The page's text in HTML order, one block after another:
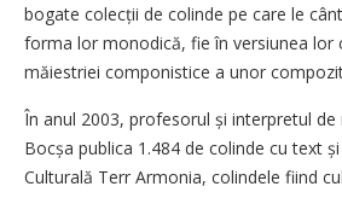
bogate colecții de colinde pe care le
forma lor monodică, fie în versiunea lor
măiestriei componistice a unor
În anul 2003, profesorul și interpretul
Bocșa publica 1.484 de colinde cu text
Culturală Terr Armonia, colindele fiind